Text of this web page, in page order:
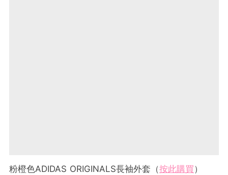
粉橙色ADIDAS ORIGINALS長袖外套（按此購買）